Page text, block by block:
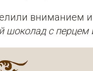
вниманием и
шоколад с